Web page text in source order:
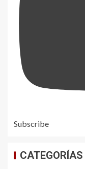
Subscribe
CATEGORÍAS